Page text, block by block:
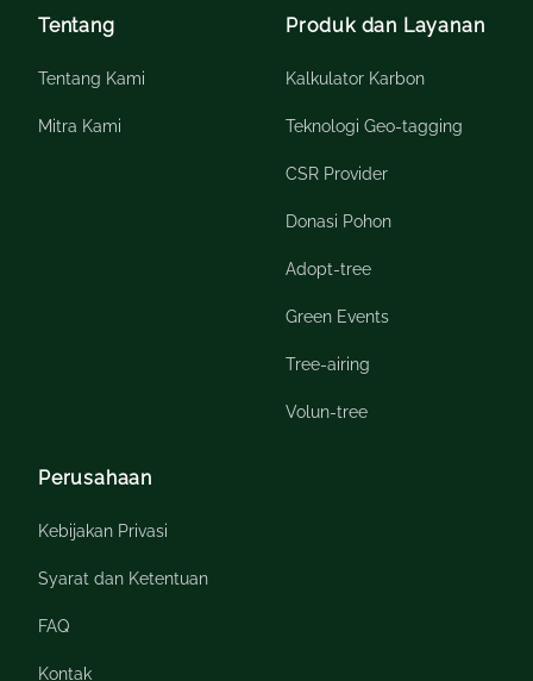
Tentang
Tentang Kami
Mitra Kami
Produk dan Layanan
Kalkulator Karbon
Teknologi Geo-tagging
CSR Provider
Donasi Pohon
Adopt-tree
Green Events
Tree-airing
Volun-tree
Perusahaan
Kebijakan Privasi
Syarat dan Ketentuan
FAQ
Kontak